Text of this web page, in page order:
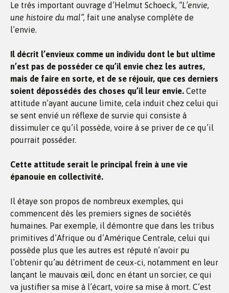
Le très important ouvrage d’Helmut Schoeck, “L’envie,
une histoire du mal”, fait une analyse complète de
l’envie.
Il décrit l’envieux comme un individu dont le but ultime
n’est pas de posséder ce qu’il envie chez les autres,
mais de faire en sorte, et de se réjouir, que ces derniers
soient dépossédés des choses qu’il leur envie. Cette
attitude n’ayant aucune limite, cela induit chez celui qui
se sent envié un réflexe de survie qui consiste à
dissimuler ce qu’il possède, voire à se priver de ce qu’il
pourrait posséder.
Cette attitude serait le principal frein à une vie
épanouie en collectivité.
Il étaye son propos de nombreux exemples, qui
commencent dès les premiers signes de sociétés
humaines. Par exemple, il démontre que dans les tribus
primitives d’Afrique ou d’Amérique Centrale, celui qui
possède plus que les autres est réputé n’avoir pu
l’obtenir qu’au détriment de ceux-ci, notamment en leur
lançant le mauvais œil, donc en étant un sorcier, ce qui
va justifier sa mise à l’écart, voire sa mise à mort. C’est